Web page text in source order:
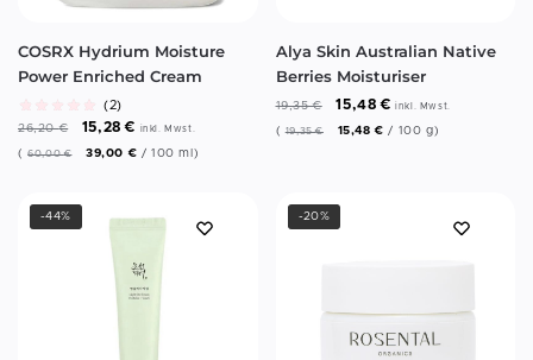
COSRX Hydrium Moisture
Power Enriched Cream
(2)
26,20€ 15,28€ inkl. Mwst.
(60,00€ 39,00€ /100 ml )
Alya Skin Australian Native
Berries Moisturiser
19,35€ 15,48€ inkl. Mwst.
(19,35€ 15,48€ / 100 g)
-44% -20%